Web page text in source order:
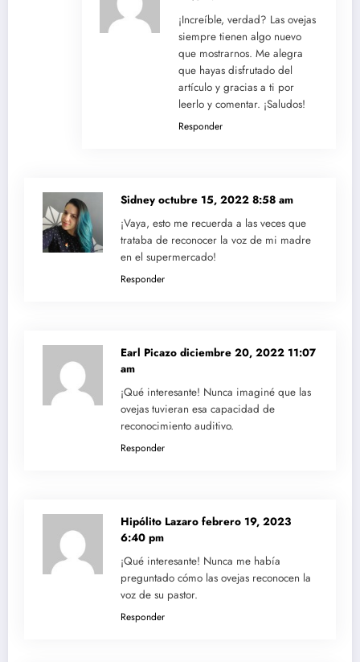
¡Increíble, verdad? Las ovejas
siempre tienen algo nuevo
que mostrarnos. Me alegra
que hayas disfrutado del
artículo y gracias a ti por
leerlo y comentar. ¡Saludos!
Responder
Sidney octubre 15, 2022 8:58 am
¡Vaya, esto me recuerda a las veces que
trataba de reconocer la voz de mi madre
en el supermercado!
Responder
Earl Picazo diciembre 20, 2022 11:07
am
¡Qué interesante! Nunca imaginé que las
ovejas tuvieran esa capacidad de
reconocimiento auditivo.
Responder
Hipólito Lazaro febrero 19, 2023
6:40 pm
¡Qué interesante! Nunca me había
preguntado cómo las ovejas reconocen la
voz de su pastor.
Responder